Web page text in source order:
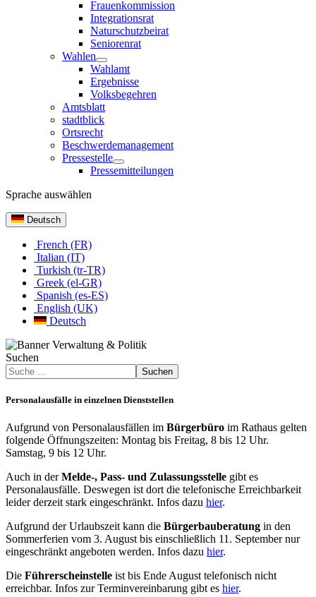
Frauenkommission
Integrationsrat
Naturschutzbeirat
Seniorenrat
Wahlen
Wahlamt
Ergebnisse
Volksbegehren
Amtsblatt
stadtblick
Ortsrecht
Beschwerdemanagement
Pressestelle
Pressemitteilungen
Sprache auswählen
Deutsch
French (FR)
Italian (IT)
Turkish (tr-TR)
Greek (el-GR)
Spanish (es-ES)
English (UK)
Deutsch
Suchen
Suchen
Personalausfälle in einzelnen Dienststellen
Aufgrund von Personalausfällen im Bürgerbüro im Rathaus gelten
folgende Öffnungszeiten: Montag bis Freitag, 8 bis 12 Uhr.
Samstag, 9 bis 12 Uhr.
Auch in derMelde-, Pass- und Zulassungsstelle gibt es
Personalausfälle. Deswegen ist dort die telefonische Erreichbarkeit
leider derzeit stark eingeschränkt. Infos dazu hier.
Aufgrund der Urlaubszeit kann die Bürgerbauberatung in den
Sommerferien vom 3. August bis einschließlich 11. September nur
eingeschränkt angeboten werden. Infos dazu hier.
Die Führerscheinstelle ist bis Ende August telefonisch nicht
erreichbar. Infos zur Terminvereinbarung gibt es hier.